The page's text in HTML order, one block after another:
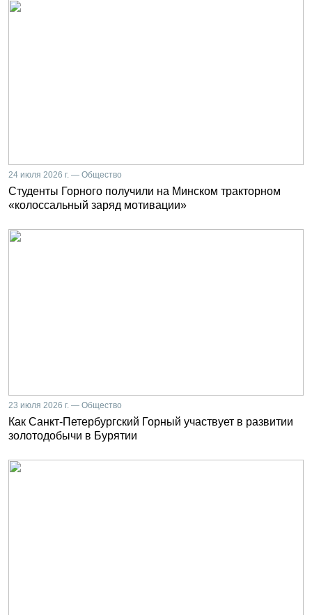
24 июля 2026 г. — Общество
Студенты Горного получили на Минском тракторном
«колоссальный заряд мотивации»
23 июля 2026 г. — Общество
Как Санкт-Петербургский Горный участвует в развитии
золотодобычи в Бурятии